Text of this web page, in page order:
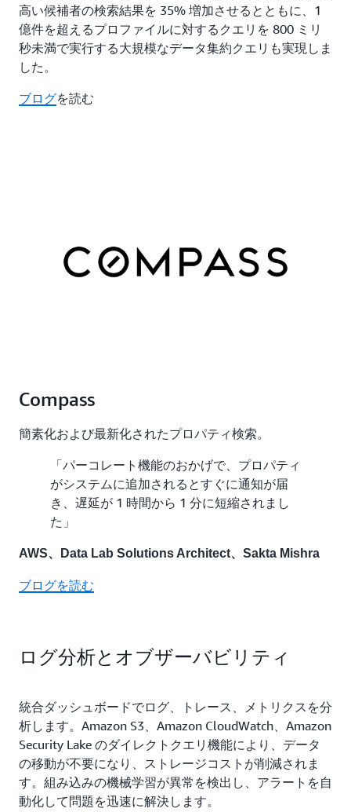
高い候補者の検索結果を 35% 増加させるとともに、1
億件を超えるプロファイルに対するクエリを 800 ミリ
秒未満で実行する大規模なデータ集約クエリも実現しま
した。
ブログを読む
Compass
簡素化および最新化されたプロパティ検索。
「パーコレート機能のおかげで、プロパティ
がシステムに追加されるとすぐに通知が届
き、遅延が 1 時間から 1 分に短縮されまし
た」
AWS、Data Lab Solutions Architect、Sakta Mishra
ブログを読む
ログ分析とオブザーバビリティ
統合ダッシュボードでログ、トレース、メトリクスを分
析します。Amazon S3、Amazon CloudWatch、Amazon
Security Lake のダイレクトクエリ機能により、データ
の移動が不要になり、ストレージコストが削減されま
す。組み込みの機械学習が異常を検出し、アラートを自
動化して問題を迅速に解決します。